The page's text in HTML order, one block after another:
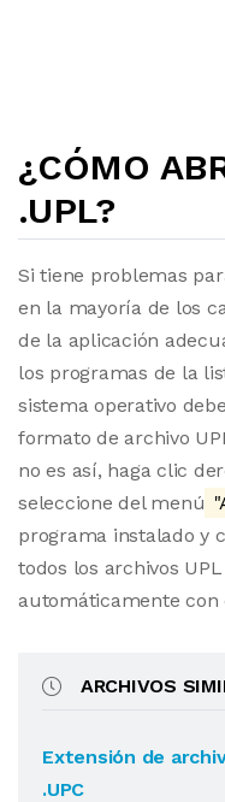
¿CÓMO
.UPL?
Si tiene problemas
en la mayoría de los
de la aplicación
los programas de la
sistema operativo
formato de archivo
no es así, haga clic
seleccione del menú
programa instalado y
todos los archivos
automáticamente con
ARCHIVOS
Extensión de
.UPC